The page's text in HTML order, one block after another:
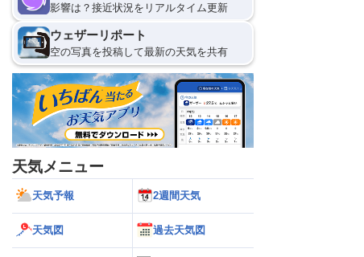
影響は？接近状況をリアルタイム更新
ウェザーリポート
空の写真を投稿して最新の天気を共有
天気メニュー
天気予報 2週間天気
天気図 過去天気図